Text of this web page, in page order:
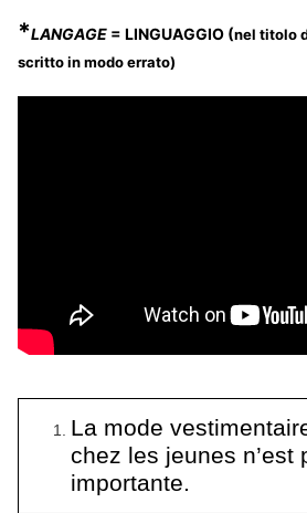
*LANGAGE = LINGUAGGIO (nel titolo
scritto in modo errato)
La mode
chez les jeunes n’est
importante.